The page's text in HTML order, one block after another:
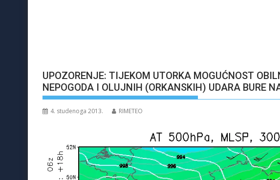
UPOZORENJE: TIJEKOM UTORKA MOGUĆNOST
NEPOGODA I OLUJNIH (ORKANSKIH) UDARA BURE
4. studenoga 2013. RIMETEO